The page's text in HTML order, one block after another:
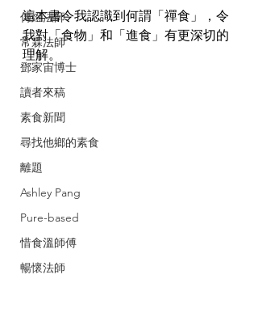
傳燈法師
常霖法師
鄧家宙博士
讀者來稿
素食新聞
尋找他鄉的素食
離題
Ashley Pang
Pure-based
惜食溫師傅
暢懷法師
這本書令我認識到何謂「禪食」，令
我對「食物」和「進食」有更深切的
理解。